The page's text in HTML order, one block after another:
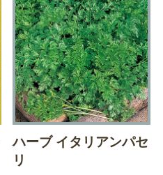
ハーブ イタリアンパセ
リ